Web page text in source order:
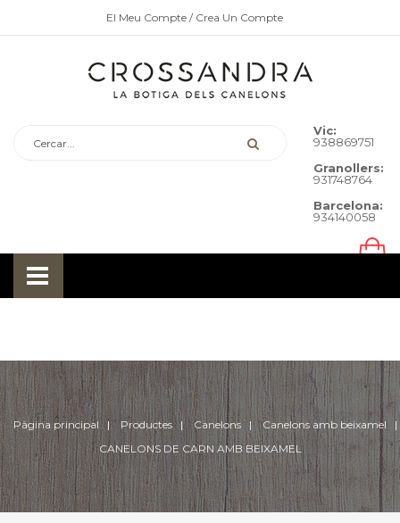
El Meu Compte / Crea Un Compte
Vic:
938869751
Granollers:
931748764
Barcelona:
934140058
Pàgina principal Productes Canelons
Canelons amb beixamel
CANELONS DE CARN AMB BEIXAMEL